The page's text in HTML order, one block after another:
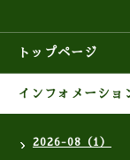
トップページ
インフォメーショ
2026-08（1）